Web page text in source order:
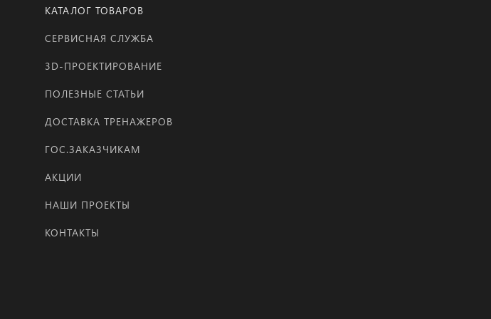
КАТАЛОГ ТОВАРОВ
СЕРВИСНАЯ СЛУЖБА
3D-ПРОЕКТИРОВАНИЕ
ПОЛЕЗНЫЕ СТАТЬИ
ДОСТАВКА ТРЕНАЖЕРОВ
ГОС.ЗАКАЗЧИКАМ
АКЦИИ
НАШИ ПРОЕКТЫ
КОНТАКТЫ